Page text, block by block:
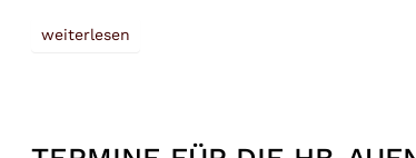
weiterlesen